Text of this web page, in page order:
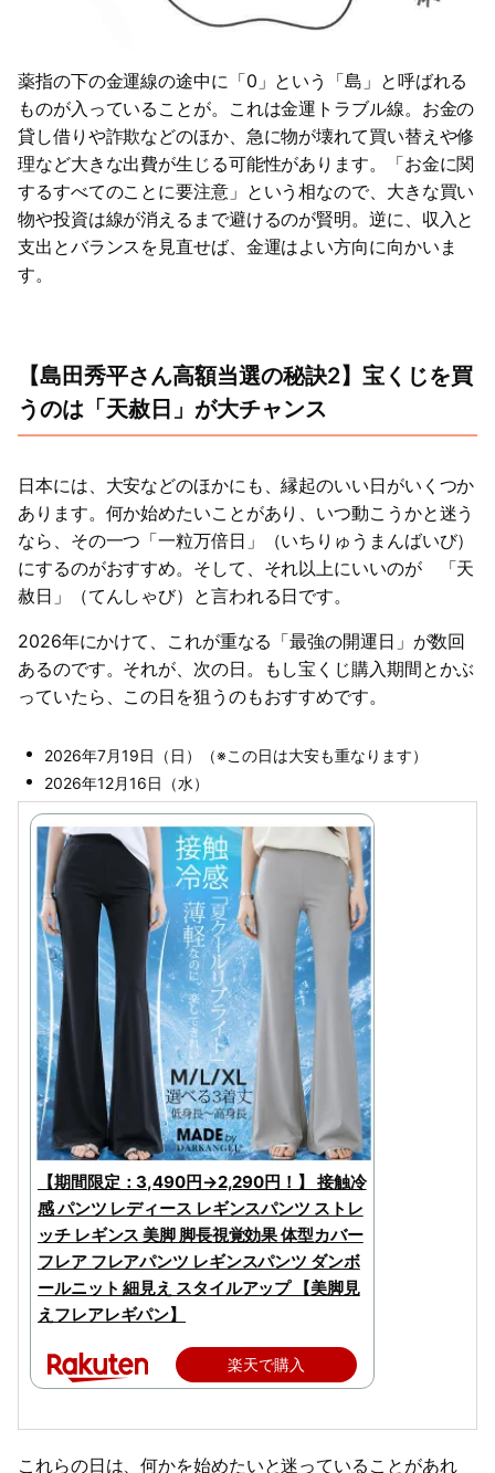
薬指の下の金運線の途中に「0」という「島」と呼ばれる
ものが入っていることが。これは金運トラブル線。お金の
貸し借りや詐欺などのほか、急に物が壊れて買い替えや修
理など大きな出費が生じる可能性があります。「お金に関
するすべてのことに要注意」という相なので、大きな買い
物や投資は線が消えるまで避けるのが賢明。逆に、収入と
支出とバランスを見直せば、金運はよい方向に向かいま
す。
【島田秀平さん高額当選の秘訣2】宝くじを買
うのは「天赦日」が大チャンス
日本には、大安などのほかにも、縁起のいい日がいくつか
あります。何か始めたいことがあり、いつ動こうかと迷う
なら、その一つ「一粒万倍日」（いちりゅうまんばいび）
にするのがおすすめ。そして、それ以上にいいのが 「天
赦日」（てんしゃび）と言われる日です。
2026年にかけて、これが重なる「最強の開運日」が数回
あるのです。それが、次の日。もし宝くじ購入期間とかぶ
っていたら、この日を狙うのもおすすめです。
2026年7月19日（日）（※この日は大安も重なります）
2026年12月16日（水）
【期間限定：3,490円→2,290円！】 接触冷
感 パンツ レディース レギンスパンツ ストレ
ッチ レギンス 美脚 脚長視覚効果 体型カバー
フレア フレアパンツ レギンスパンツ ダンボ
ールニット 細見え スタイルアップ 【美脚見
えフレアレギパン】
楽天で購入
これらの日は、何かを始めたいと迷っていることがあれ